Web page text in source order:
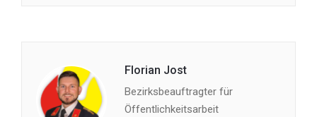
Florian Jost
Bezirksbeauftragter für
Öffentlichkeitsarbeit